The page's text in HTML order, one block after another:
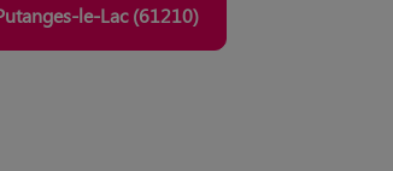
le-Lac (61210)